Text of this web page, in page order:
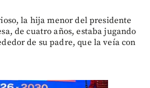
la hija menor del presidente
de cuatro años, estaba jugando
de su padre, que la veía con